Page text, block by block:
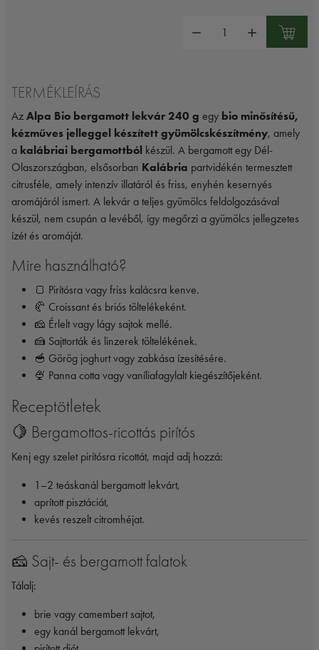
TERMÉKLEÍRÁS
Az Alpa Bio bergamott lekvár 240 g egy bio minősítésű,
kézműves jelleggel készített gyümölcskészítmény, amely
a kalábriai bergamottból készül. A bergamott egy Dél-
Olaszországban, elsősorban Kalábria partvidékén termesztett
citrusféle, amely intenzív illatáról és friss, enyhén kesernyés
aromájáról ismert. A lekvár a teljes gyümölcs feldolgozásával
készül, nem csupán a levéből, így megőrzi a gyümölcs jellegzetes
ízét és aromáját.
Mire használható?
🍞 Pirítósra vagy friss kalácsra kenve.
🥐 Croissant és briós töltelékeként.
🧀 Érlelt vagy lágy sajtok mellé.
🍰 Sajttorták és linzerek töltelékének.
🥣 Görög joghurt vagy zabkása ízesítésére.
🍨 Panna cotta vagy vaníliafagylalt kiegészítőjeként.
Receptötletek
🍋 Bergamottos-ricottás pirítós
Kenj egy szelet pirítósra ricottát, majd adj hozzá:
1–2 teáskanál bergamott lekvárt,
aprított pisztáciát,
kevés reszelt citromhéjat.
🧀 Sajt- és bergamott falatok
Tálalj:
brie vagy camembert sajtot,
egy kanál bergamott lekvárt,